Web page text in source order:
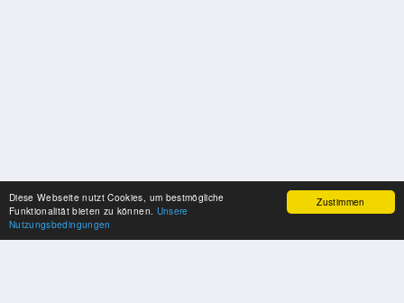
Zustimmen
Diese Webseite nutzt Cookies, um bestmögliche
Funktionalität bieten zu können. Unsere
Nutzungsbedingungen